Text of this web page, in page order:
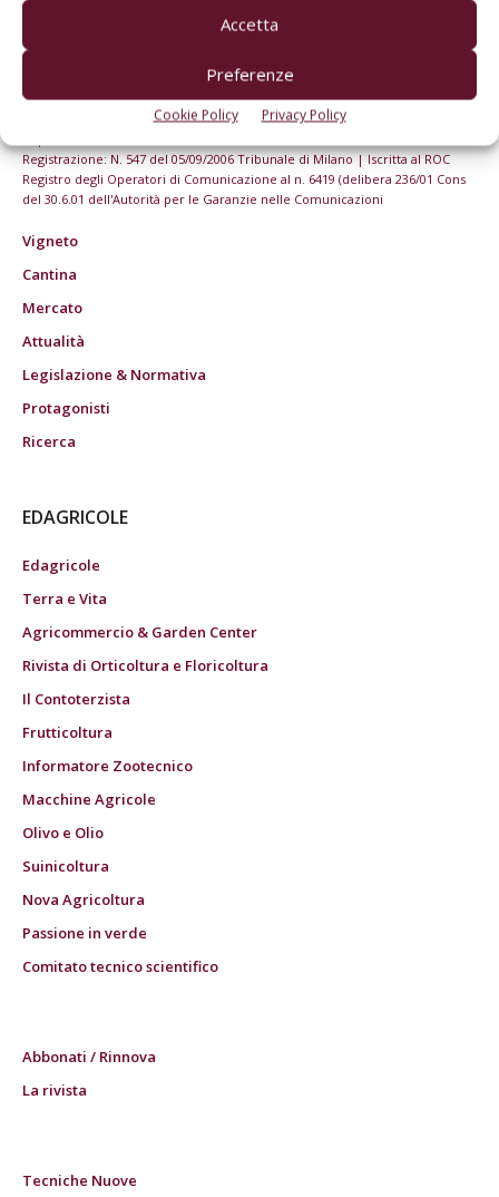
Accetta
Preferenze
Cookie Policy Privacy Policy
© Tecniche Nuove Spa. Tutti i diritti riservati. Sede legale Via Eritrea 21 -
20157 Milano | Codice fiscale, Partita IVA e Iscrizione al Registro delle
Registrazione: N. 547 del 05/09/2006 Tribunale di Milano | Iscritta al ROC
Registro degli Operatori di Comunicazione al n. 6419 (delibera 236/01 Cons
del 30.6.01 dell'Autorità per le Garanzie nelle Comunicazioni
Vigneto
Cantina
Mercato
Attualità
Legislazione & Normativa
Protagonisti
Ricerca
EDAGRICOLE
Edagricole
Terra e Vita
Agricommercio & Garden Center
Rivista di Orticoltura e Floricoltura
Il Contoterzista
Frutticoltura
Informatore Zootecnico
Macchine Agricole
Olivo e Olio
Suinicoltura
Nova Agricoltura
Passione in verde
Comitato tecnico scientifico
Abbonati / Rinnova
La rivista
Tecniche Nuove